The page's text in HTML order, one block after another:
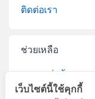
ติดต่อเรา
ช่วยเหลือ
บริการจัดส่งสินค้า
เว็บไซต์นี้ใช้คุกกี้